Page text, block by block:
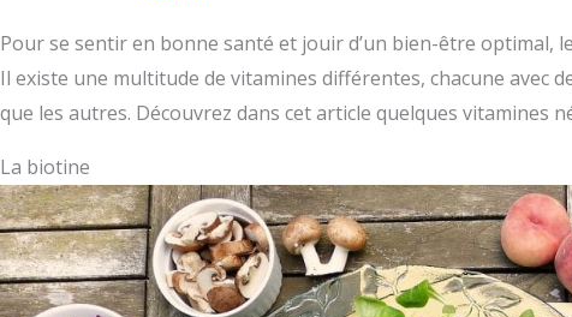
Pour se sentir en bonne santé et jouir d’un bien-être optimal,
Il existe une multitude de vitamines différentes, chacune avec
que les autres. Découvrez dans cet article quelques vitamines
La biotine